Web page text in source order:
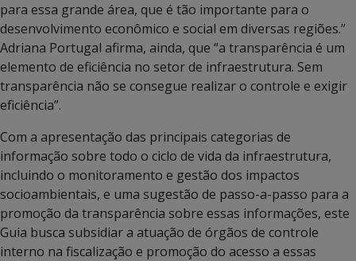
para essa grande área, que é tão importante para o
desenvolvimento econômico e social em diversas regiões.”
Adriana Portugal afirma, ainda, que “a transparência é um
elemento de eficiência no setor de infraestrutura. Sem
transparência não se consegue realizar o controle e exigir
eficiência”.
Com a apresentação das principais categorias de
informação sobre todo o ciclo de vida da infraestrutura,
incluindo o monitoramento e gestão dos impactos
socioambientais, e uma sugestão de passo-a-passo para a
promoção da transparência sobre essas informações, este
Guia busca subsidiar a atuação de órgãos de controle
interno na fiscalização e promoção do acesso a essas